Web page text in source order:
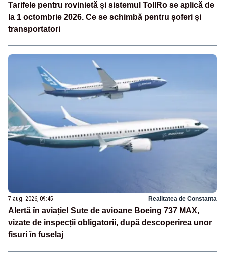
Tarifele pentru rovinietă și sistemul TollRo se aplică de
la 1 octombrie 2026. Ce se schimbă pentru șoferi și
transportatori
7 aug. 2026, 09:45 Realitatea de Constanta
Alertă în aviație! Sute de avioane Boeing 737 MAX,
vizate de inspecții obligatorii, după descoperirea unor
fisuri în fuselaj